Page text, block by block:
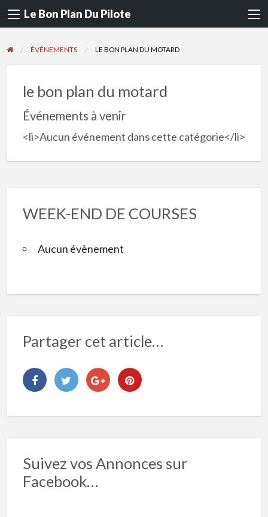
Le Bon Plan Du Pilote
ÉVÉNEMENTS LE BON PLAN DU MOTARD
le bon plan du motard
Événements à venir
<li>Aucun événement dans cette catégorie</li>
WEEK-END DE COURSES
Aucun évènement
Partager cet article…
Suivez vos Annonces sur
Facebook…